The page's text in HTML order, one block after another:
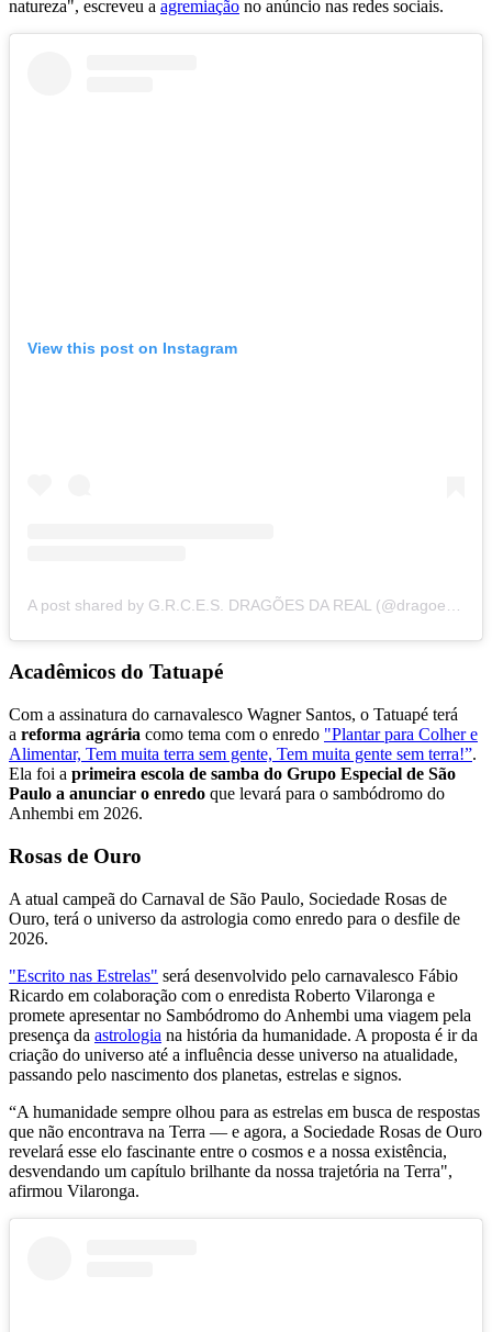
natureza", escreveu a agremiação no anúncio nas redes sociais.
View this post on Instagram
Acadêmicos do Tatuapé
Com a assinatura do carnavalesco Wagner Santos, o Tatuapé terá
a reforma agrária como tema com o enredo "Plantar para Colher e
Alimentar, Tem muita terra sem gente, Tem muita gente sem terra!”.
Ela foi a primeira escola de samba do Grupo Especial de São
Paulo a anunciar o enredo que levará para o sambódromo do
Anhembi em 2026.
Rosas de Ouro
A atual campeã do Carnaval de São Paulo, Sociedade Rosas de
Ouro, terá o universo da astrologia como enredo para o desfile de
2026.
"Escrito nas Estrelas" será desenvolvido pelo carnavalesco Fábio
Ricardo em colaboração com o enredista Roberto Vilaronga e
promete apresentar no Sambódromo do Anhembi uma viagem pela
presença da astrologia na história da humanidade. A proposta é ir da
criação do universo até a influência desse universo na atualidade,
passando pelo nascimento dos planetas, estrelas e signos.
“A humanidade sempre olhou para as estrelas em busca de respostas
que não encontrava na Terra — e agora, a Sociedade Rosas de Ouro
revelará esse elo fascinante entre o cosmos e a nossa existência,
desvendando um capítulo brilhante da nossa trajetória na Terra",
afirmou Vilaronga.